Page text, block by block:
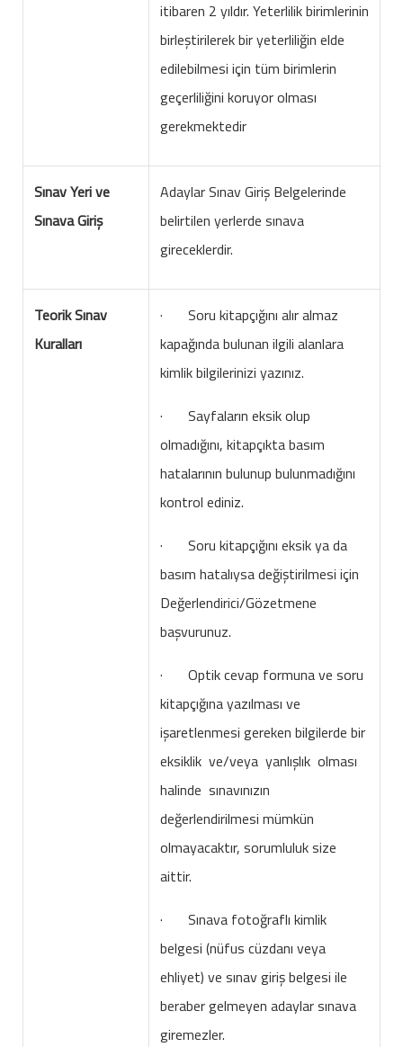
itibaren 2 yıldır. Yeterlilik birimlerinin
birleştirilerek bir yeterliliğin elde
edilebilmesi için tüm birimlerin
geçerliliğini koruyor olması
gerekmektedir
Sınav Yeri ve
Sınava Giriş
Adaylar Sınav Giriş Belgelerinde
belirtilen yerlerde sınava
gireceklerdir.
Teorik Sınav
Kuralları
· Soru kitapçığını alır almaz
kapağında bulunan ilgili alanlara
kimlik bilgilerinizi yazınız.
· Sayfaların eksik olup
olmadığını, kitapçıkta basım
hatalarının bulunup bulunmadığını
kontrol ediniz.
· Soru kitapçığını eksik ya da
basım hatalıysa değiştirilmesi için
Değerlendirici/Gözetmene
başvurunuz.
· Optik cevap formuna ve soru
kitapçığına yazılması ve
işaretlenmesi gereken bilgilerde bir
eksiklik ve/veya yanlışlık olması
halinde sınavınızın
değerlendirilmesi mümkün
olmayacaktır, sorumluluk size
aittir.
· Sınava fotoğraflı kimlik
belgesi (nüfus cüzdanı veya
ehliyet) ve sınav giriş belgesi ile
beraber gelmeyen adaylar sınava
giremezler.